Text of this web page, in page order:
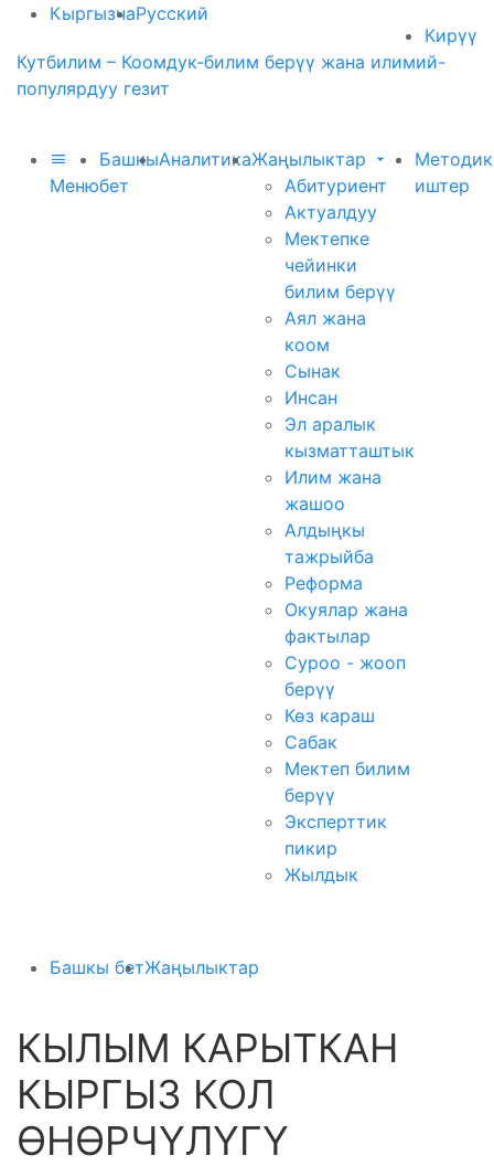
КыргызчаРусский
Кирүү
Кутбилим – Коомдук-билим берүү жана илимий-
популярдуу гезит
Меню
Башкы
бет
АналитикаЖаңылыктар
Абитуриент
Актуалдуу
Мектепке
чейинки
билим берүү
Аял жана
коом
Сынак
Инсан
Эл аралык
кызматташтык
Илим жана
жашоо
Алдыңкы
тажрыйба
Реформа
Окуялар жана
фактылар
Суроо - жооп
берүү
Көз караш
Сабак
Мектеп билим
берүү
Эксперттик
пикир
Жылдык
иштер
Башкы бетЖаңылыктар
КЫЛЫМ КАРЫТКАН
КЫРГЫЗ КОЛ
ӨНӨРЧҮЛҮГҮ